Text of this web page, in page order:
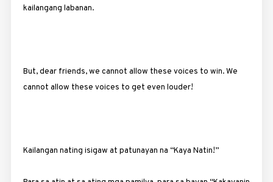
kailangang labanan.
But, dear friends, we cannot allow these voices to win. We
cannot allow these voices to get even louder!
Kailangan nating isigaw at patunayan na “Kaya Natin!”